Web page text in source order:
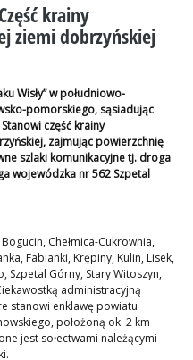
krainy
ziemi dobrzyńskiej
Wisły” w południowo-
pomorskiego, sąsiadując
część krainy
zajmując powierzchnię
szlaki komunikacyjne tj. droga
wojewódzka nr 562 Szpetal
Chełmica-Cukrownia,
Fabianki, Krępiny, Kulin, Lisek,
Szpetal Górny, Stary Witoszyn,
administracyjną
stanowi enklawę powiatu
położoną ok. 2 km
jest sołectwami należącymi